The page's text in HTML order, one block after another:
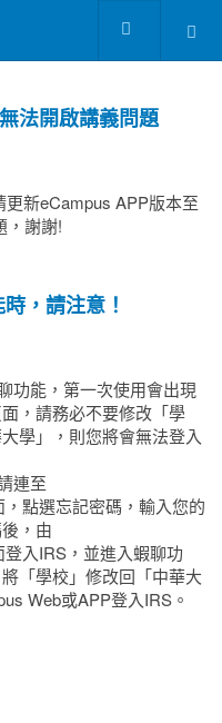
法開啟講義問題
新eCampus APP版本至
，謝謝!
，請注意！
功能，第一次使用會出現
，請務必不要修改「學
學」，則您將會無法登入
連至
，點選忘記密碼，輸入您的
，由
登入IRS，並進入蝦聊功
「學校」修改回「中華大
Web或APP登入IRS。